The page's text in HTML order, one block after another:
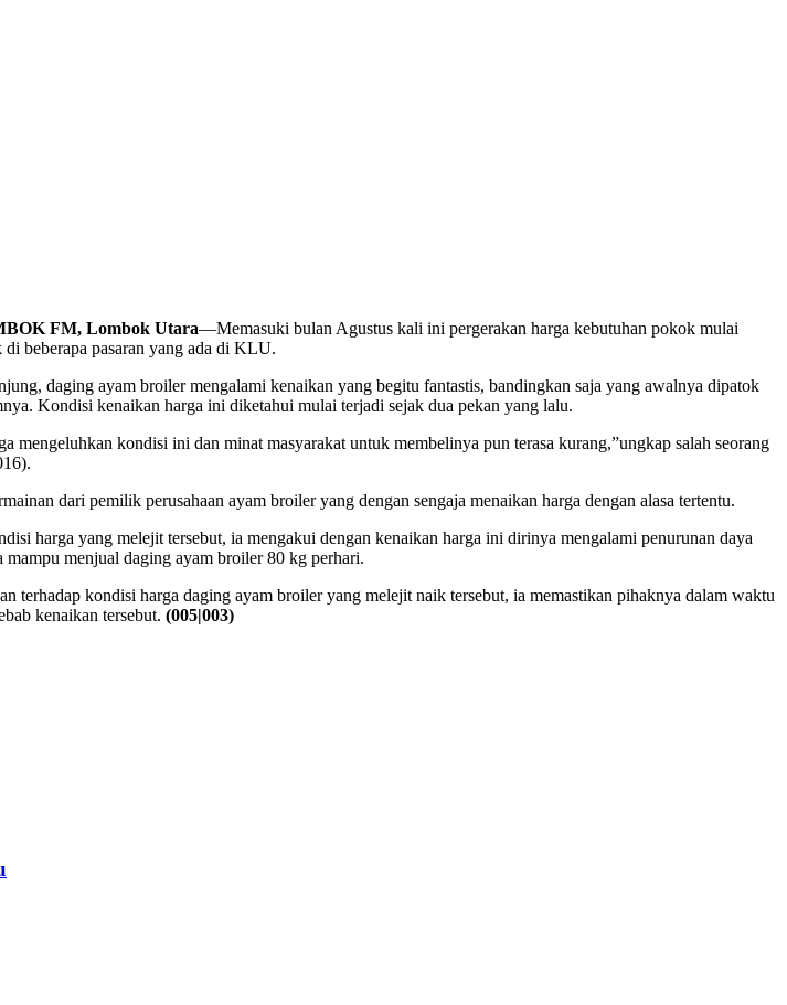
FM, Lombok Utara—Memasuki bulan Agustus kali ini pergerakan harga kebutuhan pokok mulai
beberapa pasaran yang ada di KLU.
daging ayam broiler mengalami kenaikan yang begitu fantastis, bandingkan saja yang awalnya dipatok
Kondisi kenaikan harga ini diketahui mulai terjadi sejak dua pekan yang lalu.
mengeluhkan kondisi ini dan minat masyarakat untuk membelinya pun terasa kurang,”ungkap salah seorang
dari pemilik perusahaan ayam broiler yang dengan sengaja menaikan harga dengan alasa tertentu.
harga yang melejit tersebut, ia mengakui dengan kenaikan harga ini dirinya mengalami penurunan daya
menjual daging ayam broiler 80 kg perhari.
kondisi harga daging ayam broiler yang melejit naik tersebut, ia memastikan pihaknya dalam waktu
kenaikan tersebut. (005|003)